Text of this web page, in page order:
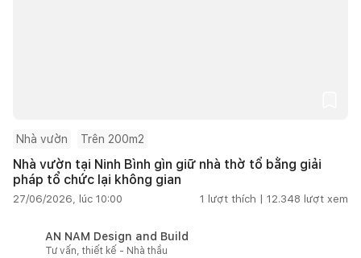
Nhà vườn Trên 200m2
Nhà vườn tại Ninh Bình gìn giữ nhà thờ tổ bằng giải
pháp tổ chức lại không gian
27/06/2026, lúc 10:00 1 lượt thích | 12.348 lượt xem
AN NAM Design and Build
Tư vấn, thiết kế - Nhà thầu